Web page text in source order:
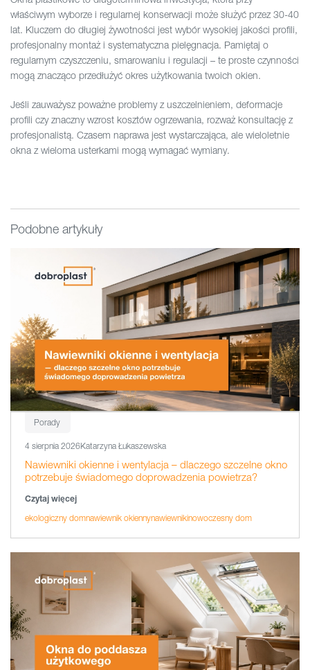
właściwym wyborze i regularnej konserwacji może służyć przez 30-40
lat. Kluczem do długiej żywotności jest wybór wysokiej jakości profili,
profesjonalny montaż i systematyczna pielęgnacja. Pamiętaj o
regularnym czyszczeniu, smarowaniu i regulacji – te proste czynności
mogą znacząco przedłużyć okres użytkowania twoich okien.
Jeśli zauważysz poważne problemy z uszczelnieniem, deformacje
profili czy znaczny wzrost kosztów ogrzewania, rozważ konsultację z
profesjonalistą. Czasem naprawa jest wystarczająca, ale wieloletnie
okna z wieloma usterkami mogą wymagać wymiany.
Podobne artykuły
Porady
4 sierpnia 2026Katarzyna Łukaszewska
Nawiewniki okienne i wentylacja – dlaczego szczelne okno
potrzebuje świadomego doprowadzenia powietrza?
Czytaj więcej
ekologiczny domnawiewnik okiennynawiewnikinowoczesny dom